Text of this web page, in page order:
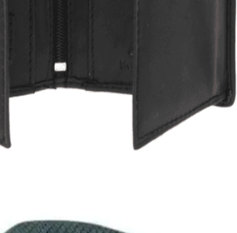
Quick View
πορτοφόλι Lavor 1-3308